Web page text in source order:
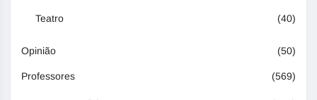
Teatro (40)
Opinião (50)
Professores (569)